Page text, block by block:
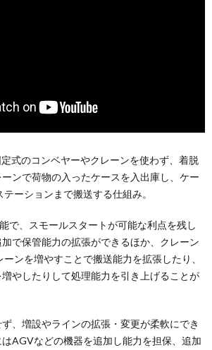
定式のコンベヤーやクレーンを使わず、着脱
ンで荷物の入ったケースを入出庫し、ケー
ーションまで搬送する仕組み。
で、スモールスタートが可能な利点を残し
で保管能力の拡張ができるほか、クレーン
ンを増やすことで搬送能力を拡張したり、
やしたりして処理能力を引き上げることが
、増設やラインの拡張・変更が柔軟にでき
AGVなどの機器を追加し能力を担保、追加